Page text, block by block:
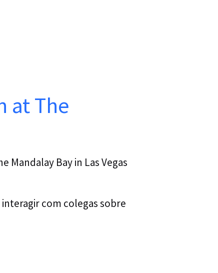
at The
Mandalay Bay in Las Vegas
com colegas sobre